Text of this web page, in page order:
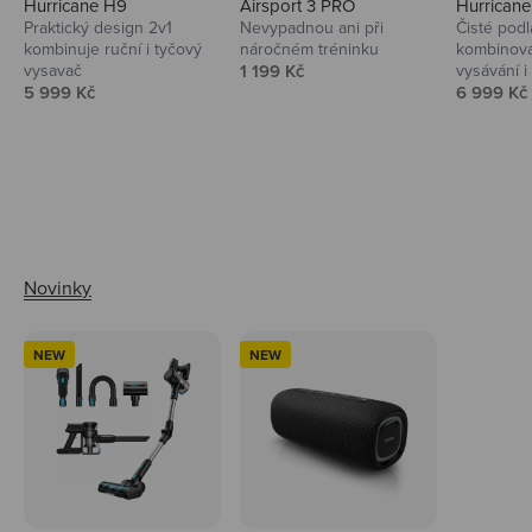
Hurricane H9
Praktický design 2v1
kombinuje ruční i tyčový
vysavač
Prodejní cena
5 999 Kč
Airsport 3 PRO
Nevypadnou ani při
náročném tréninku
Prodejní cena
1 199 Kč
Čisté
vysávání
Prodejní
6 999 Kč
NEW NEW